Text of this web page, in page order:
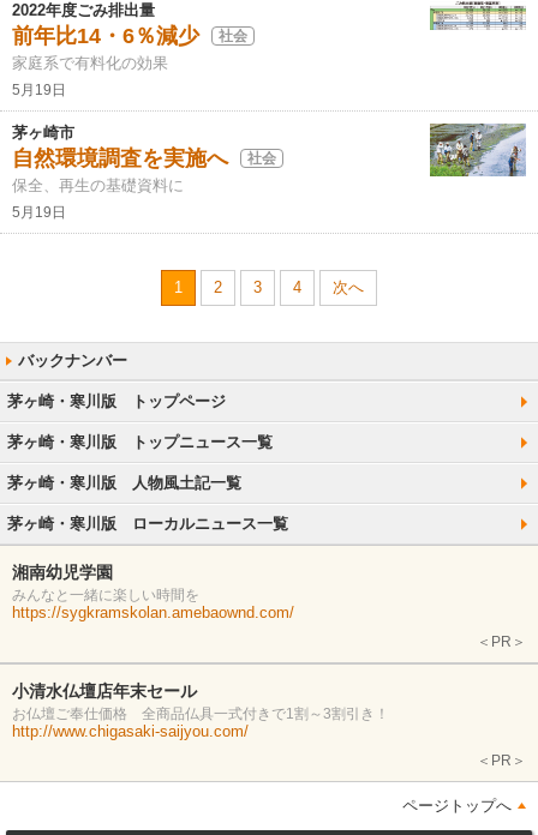
2022年度ごみ排出量
前年比14・6％減少 社会
家庭系で有料化の効果
5月19日
茅ヶ崎市
自然環境調査を実施へ 社会
保全、再生の基礎資料に
5月19日
1 2 3 4 次へ
茅ヶ崎・寒川版 トップページ
茅ヶ崎・寒川版 トップニュース一覧
茅ヶ崎・寒川版 人物風土記一覧
茅ヶ崎・寒川版 ローカルニュース一覧
湘南幼児学園
みんなと一緒に楽しい時間を
https://sygkramskolan.amebaownd.com/
＜PR＞
小清水仏壇店年末セール
お仏壇ご奉仕価格 全商品仏具一式付きで1割～3割引き！
http://www.chigasaki-saijyou.com/
＜PR＞
ページトップへ